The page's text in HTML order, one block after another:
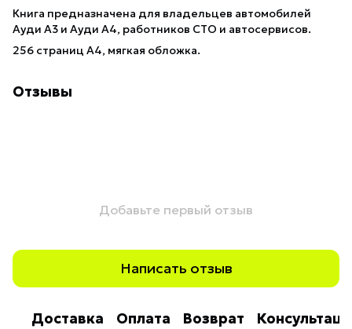
Книга предназначена для владельцев автомобилей
Ауди A3 и Ауди А4, работников СТО и автосервисов.
256 страниц А4, мягкая обложка.
Отзывы
Добавьте первый отзыв
Написать отзыв
Доставка Оплата Возврат